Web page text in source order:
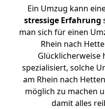
Ein Umzug kann
stressige Erfahrung
man sich für einen
Rhein nach
Glücklicherweise
spezialisiert, solche
am Rhein nach
möglich zu machen
damit alles